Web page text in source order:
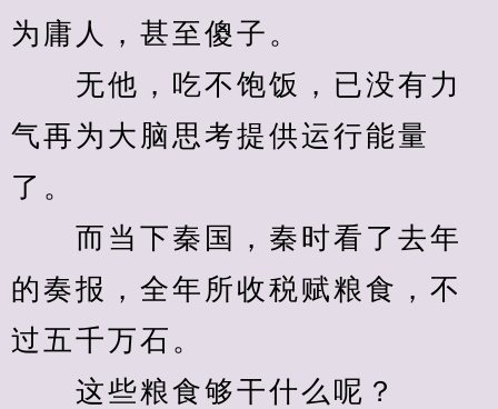
为庸人，甚至傻子。
无他，吃不饱饭，已没有力
气再为大脑思考提供运行能量
了。
而当下秦国，秦时看了去年
的奏报，全年所收税赋粮食，不
过五千万石。
这些粮食够干什么呢？